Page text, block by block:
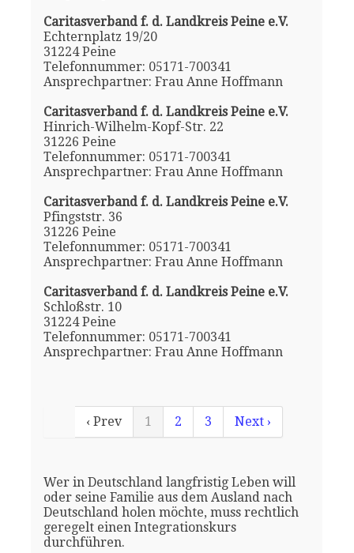
Caritasverband f. d. Landkreis Peine e.V.
Echternplatz 19/20
31224 Peine
Telefonnummer: 05171-700341
Ansprechpartner: Frau Anne Hoffmann
Caritasverband f. d. Landkreis Peine e.V.
Hinrich-Wilhelm-Kopf-Str. 22
31226 Peine
Telefonnummer: 05171-700341
Ansprechpartner: Frau Anne Hoffmann
Caritasverband f. d. Landkreis Peine e.V.
Pfingststr. 36
31226 Peine
Telefonnummer: 05171-700341
Ansprechpartner: Frau Anne Hoffmann
Caritasverband f. d. Landkreis Peine e.V.
Schloßstr. 10
31224 Peine
Telefonnummer: 05171-700341
Ansprechpartner: Frau Anne Hoffmann
‹ Prev 1 2 3 Next ›
Wer in Deutschland langfristig Leben will
oder seine Familie aus dem Ausland nach
Deutschland holen möchte, muss rechtlich
geregelt einen Integrationskurs
durchführen.